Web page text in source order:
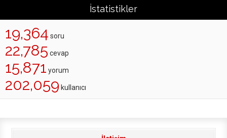
İstatistikler
19,364 soru
22,785 cevap
15,871 yorum
202,059 kullanıcı